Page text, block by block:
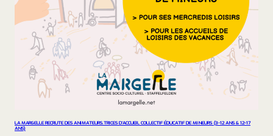
LA MARGELLE RECRUTE DES ANIMATEURS.TRICES D’ACCUEIL COLLECTIF ÉDUCATIF DE MINEURS (3-12 ANS & 12-17
ANS)